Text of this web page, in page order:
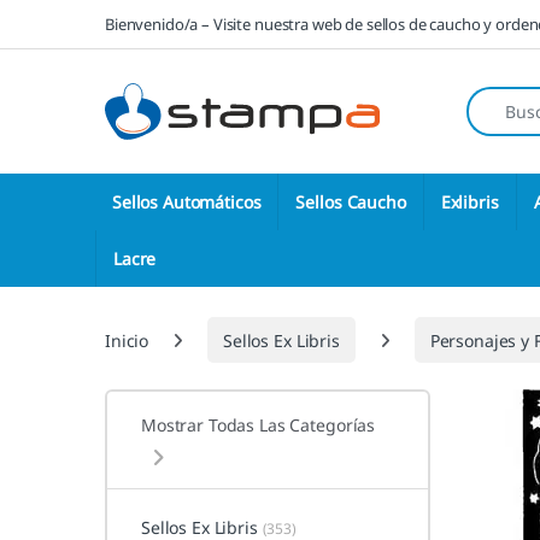
Saltar a la navegación
Saltar al contenidoBienvenido/a – Visite nuestra web de sellos de caucho y
Sellos Automáticos Sellos Caucho Exlibris
Lacre
Inicio Sellos Ex Libris Personajes y
Mostrar Todas Las Categorías
Sellos Ex Libris (353)